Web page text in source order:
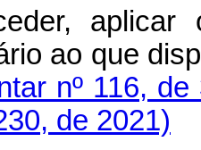
aplicar
ao que
nº 116,
de 2021)